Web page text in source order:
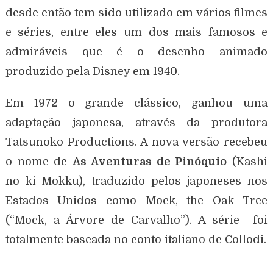
desde então tem sido utilizado em vários filmes
e séries, entre eles um dos mais famosos e
admiráveis que é o desenho animado
produzido pela Disney em 1940.
Em 1972 o grande clássico, ganhou uma
adaptação japonesa, através da produtora
Tatsunoko Productions. A nova versão recebeu
o nome deAs Aventuras de Pinóquio (Kashi
no ki Mokku), traduzido pelos japoneses nos
Estados Unidos como Mock, the Oak Tree
(“Mock, a Árvore de Carvalho”). A série foi
totalmente baseada no conto italiano de Collodi.